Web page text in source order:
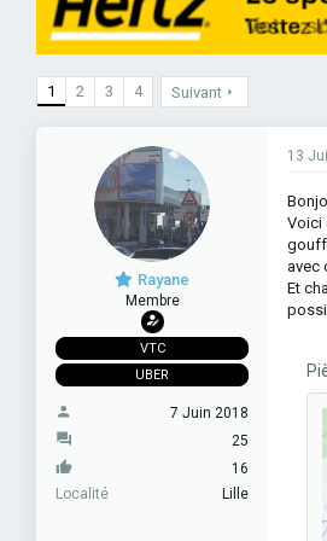
e
u
r
e
l
e
d
e
é
o
n
1 2 3 4 Suivant
Rayane
Membre
VTC
UBER
7 Juin 2018
25
16
Localité
Lille
13
Voici
avec
Et